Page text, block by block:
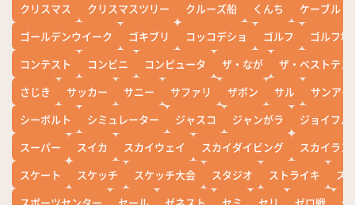
クリスマス
クリスマスツリー クルーズ船 くんち
ケーブル
ゴールデンウイーク
ゴキブリ コッコデショ ゴルフ
ゴルフ場
コンテスト
コンビニ コンピュータ ザ・なが
ザ・ベストテン
さじき
サッカー サニー サファリ ザボン サル
サンアイ
シーボルト
シミュレーター ジャスコ ジャンがラ
ジョイフル
スーパー
スイカ スカイウェイ スカイダイビング
スカイラン
スケート
スケッチ スケッチ大会 スタジオ ストライキ
ス